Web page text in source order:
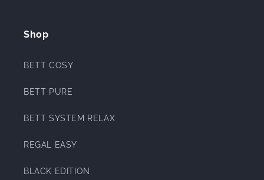
Shop
BETT COSY
BETT PURE
BETT SYSTEM RELAX
REGAL EASY
BLACK EDITION